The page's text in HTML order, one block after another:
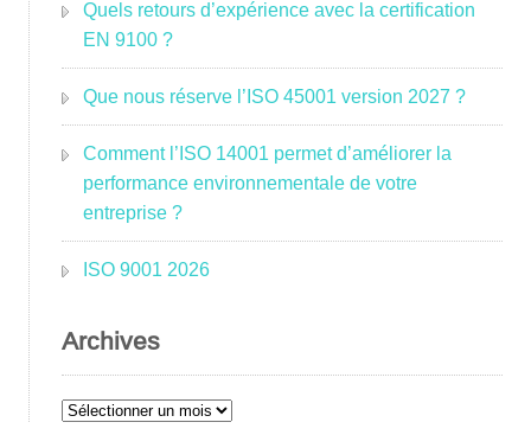
Quels retours d’expérience avec la certification
EN 9100 ?
Que nous réserve l’ISO 45001 version 2027 ?
Comment l’ISO 14001 permet d’améliorer la
performance environnementale de votre
entreprise ?
ISO 9001 2026
Archives
Archives